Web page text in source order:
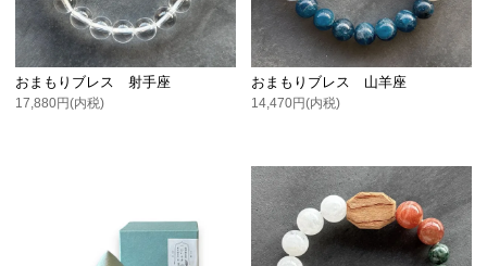
おまもりブレス 射手座
17,880円(内税)
おまもりブレス 山羊座
14,470円(内税)